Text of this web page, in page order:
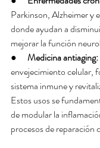
Parkinson, Alzheimer y
donde ayudan a
mejorar la función
● Medicina antiaging:
envejecimiento celular,
sistema inmune y
Estos usos se
de modular la
procesos de reparación